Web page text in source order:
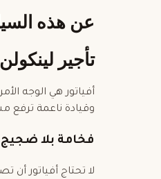
عن هذه
تأجير
أفياتور هي الوجه
وقيادة ناعمة ترفع
فخامة بلا ضجيج
لا تحتاج أفياتور